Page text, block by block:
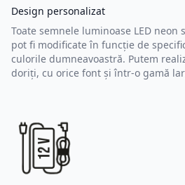
Design personalizat
Toate semnele luminoase LED
pot fi modificate în funcție de
culorile dumneavoastră. Putem
doriți, cu orice font și într-o gamă